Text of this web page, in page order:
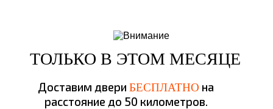
ТОЛЬКО В ЭТОМ МЕСЯЦЕ
Доставим двери БЕСПЛАТНО на
расстояние до 50 километров.